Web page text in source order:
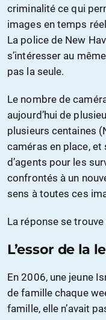
criminalité ce qui
images en temps
La police de New
s’intéresser au
pas la seule.
Le nombre de
aujourd’hui de
plusieurs centaines
caméras en place,
d’agents pour les
confrontés à un
sens à toutes ces
La réponse se
L’essor de la
En 2006, une jeune
de famille chaque
famille, elle n’avait